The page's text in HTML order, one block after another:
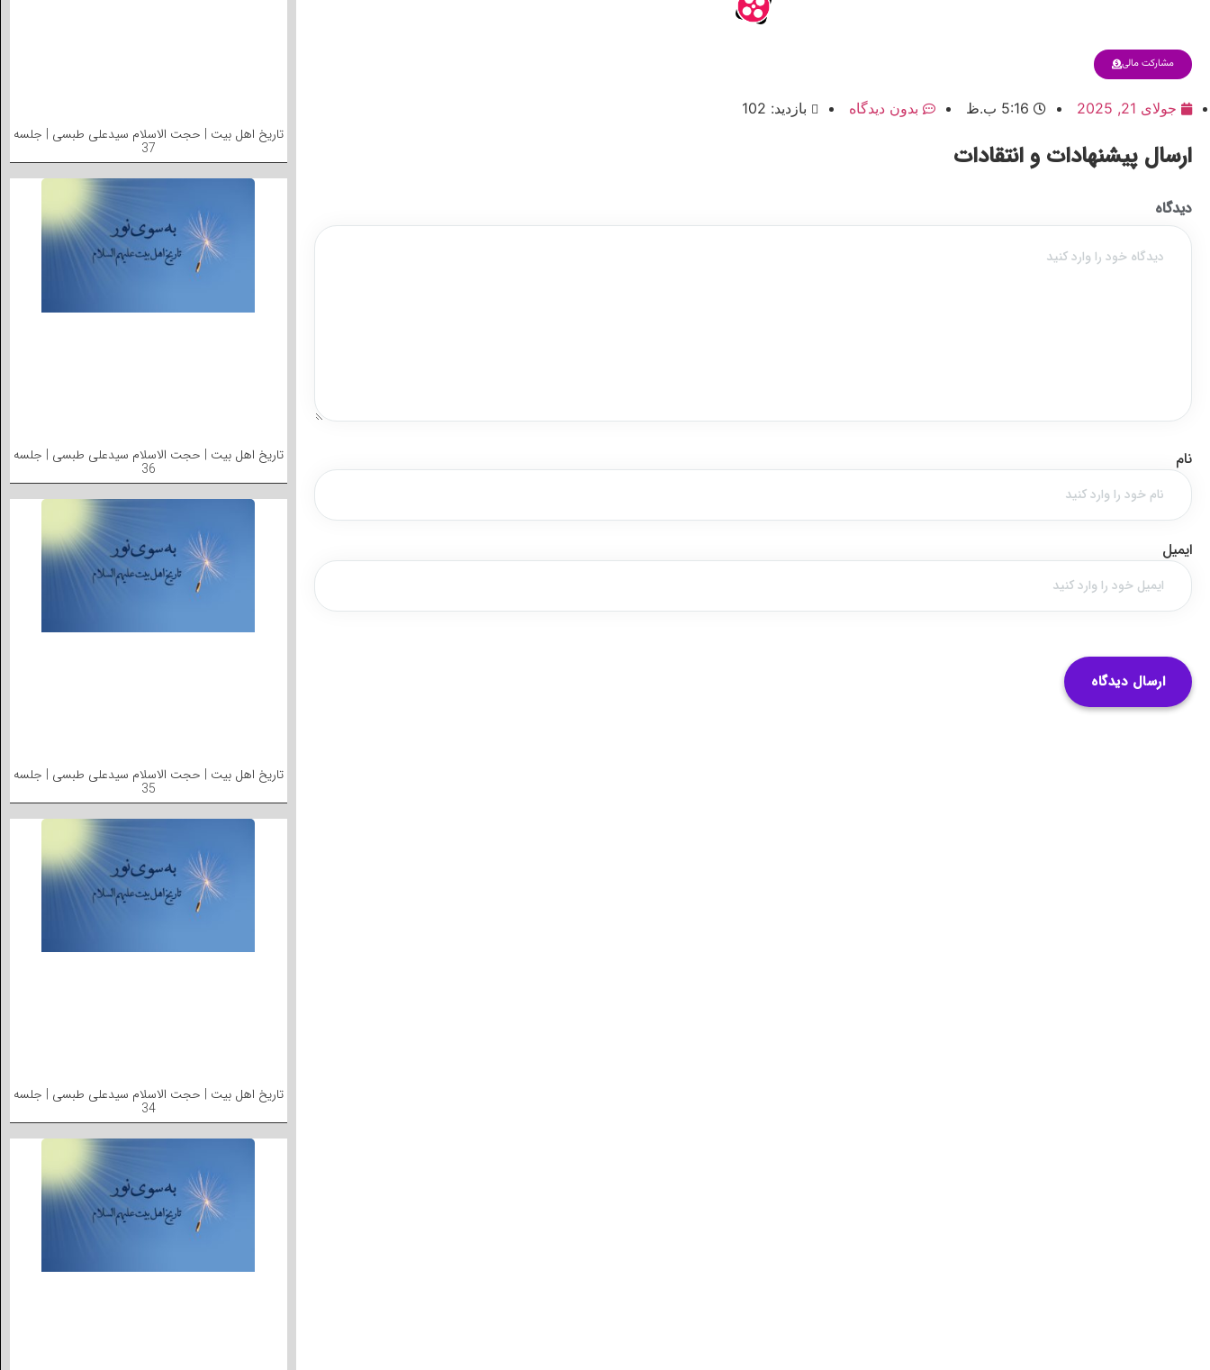
مشارکت مالی
جولای 21, 2025 5:16 ب.ظ بدون دیدگاه بازدید: 102
ارسال پیشنهادات و انتقادات
دیدگاه
نام
ایمیل
تاریخ اهل بیت | حجت الاسلام سیدعلی طبسی | جلسه
37
تاریخ اهل بیت | حجت الاسلام سیدعلی طبسی | جلسه
36
تاریخ اهل بیت | حجت الاسلام سیدعلی طبسی | جلسه
35
تاریخ اهل بیت | حجت الاسلام سیدعلی طبسی | جلسه
34